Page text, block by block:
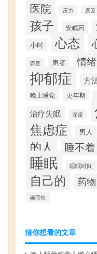
医院 压力 原因
孩子 安眠药
小时 心态
态度 患者 情绪
抑郁症 方
晚上睡觉 更年期
治疗失眠 深度
焦虑症 男人
的人 睡不着
睡眠 睡眠时间
自己的 药物
顽固性
猜你想看的文章